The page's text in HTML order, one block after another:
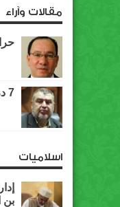
مقالات وآراء
7 دروس مستفادة من ثورة يناير
اسلاميات
بن